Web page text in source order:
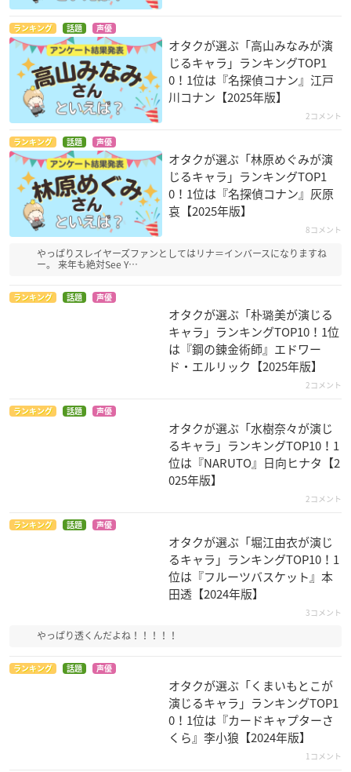
ランキング 話題 声優
オタクが選ぶ「高山みなみが演
じるキャラ」ランキングTOP1
0！1位は『名探偵コナン』江戸
川コナン【2025年版】
2コメント
ランキング 話題 声優
オタクが選ぶ「林原めぐみが演
じるキャラ」ランキングTOP1
0！1位は『名探偵コナン』灰原
哀【2025年版】
8コメント
やっぱりスレイヤーズファンとしてはリナ＝インバースになりますね
ー。 来年も絶対See Y…
ランキング 話題 声優
オタクが選ぶ「朴璐美が演じる
キャラ」ランキングTOP10！1位
は『鋼の錬金術師』エドワー
ド・エルリック【2025年版】
2コメント
ランキング 話題 声優
オタクが選ぶ「水樹奈々が演じ
るキャラ」ランキングTOP10！1
位は『NARUTO』日向ヒナタ【2
025年版】
2コメント
ランキング 話題 声優
オタクが選ぶ「堀江由衣が演じ
るキャラ」ランキングTOP10！1
位は『フルーツバスケット』本
田透【2024年版】
3コメント
やっぱり透くんだよね！！！！！
ランキング 話題 声優
オタクが選ぶ「くまいもとこが
演じるキャラ」ランキングTOP1
0！1位は『カードキャプターさ
くら』李小狼【2024年版】
1コメント